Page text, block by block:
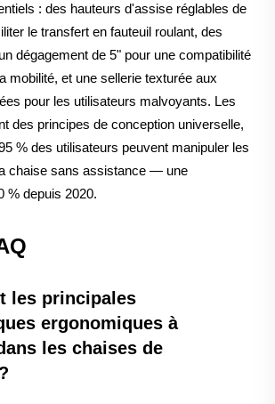
: des hauteurs d'assise réglables de
le transfert en fauteuil roulant, des
dégagement de 5" pour une compatibilité
mobilité, et une sellerie texturée aux
pour les utilisateurs malvoyants. Les
des principes de conception universelle,
% des utilisateurs peuvent manipuler les
chaise sans assistance — une
% depuis 2020.
les principales
ergonomiques à
les chaises de